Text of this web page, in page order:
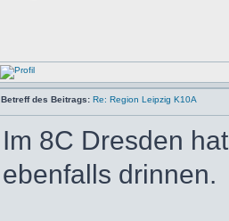
Betreff des Beitrags: Re: Region Leipzig K10A
Im 8C Dresden
ebenfalls drinnen.